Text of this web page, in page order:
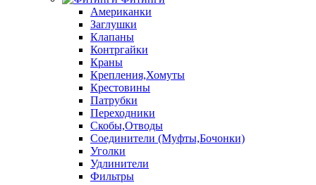
Американки
Заглушки
Клапаны
Контргайки
Краны
Крепления,Хомуты
Крестовины
Патрубки
Переходники
Скобы,Отводы
Соединители (Муфты,Бочонки)
Уголки
Удлинители
Фильтры